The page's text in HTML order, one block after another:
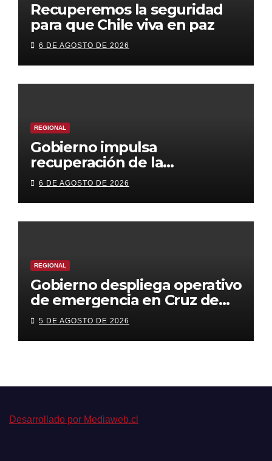
Recuperemos la seguridad
para que Chile viva en paz
6 DE AGOSTO DE 2026
REGIONAL
Gobierno impulsa
recuperación de la
infraestructura de riego
dañada tras el temporal
6 DE AGOSTO DE 2026
REGIONAL
Gobierno despliega operativo
de emergencia en Cruz de
Caña para acercar servicios
del Estado a familias
afectadas
5 DE AGOSTO DE 2026
Desarrollado por Mediaweb.cl